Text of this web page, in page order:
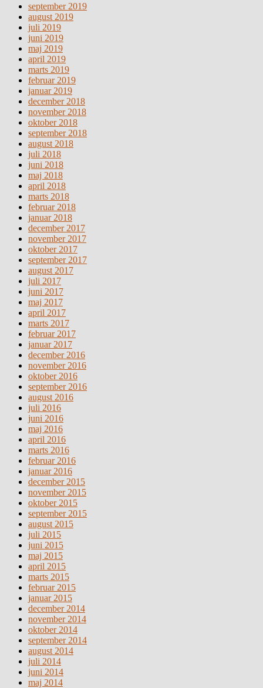
september 2019
august 2019
juli 2019
juni 2019
maj 2019
april 2019
marts 2019
februar 2019
januar 2019
december 2018
november 2018
oktober 2018
september 2018
august 2018
juli 2018
juni 2018
maj 2018
april 2018
marts 2018
februar 2018
januar 2018
december 2017
november 2017
oktober 2017
september 2017
august 2017
juli 2017
juni 2017
maj 2017
april 2017
marts 2017
februar 2017
januar 2017
december 2016
november 2016
oktober 2016
september 2016
august 2016
juli 2016
juni 2016
maj 2016
april 2016
marts 2016
februar 2016
januar 2016
december 2015
november 2015
oktober 2015
september 2015
august 2015
juli 2015
juni 2015
maj 2015
april 2015
marts 2015
februar 2015
januar 2015
december 2014
november 2014
oktober 2014
september 2014
august 2014
juli 2014
juni 2014
maj 2014